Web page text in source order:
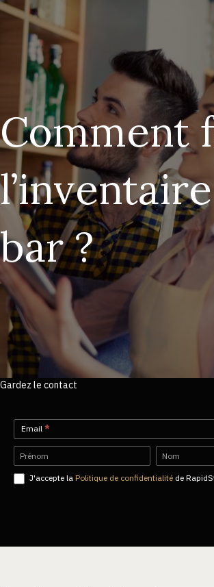
Comment
bar ?
Gardez le contact
Newsletter-
FR
Email *
Name Name
J'accepte la Politique de confidentialité de